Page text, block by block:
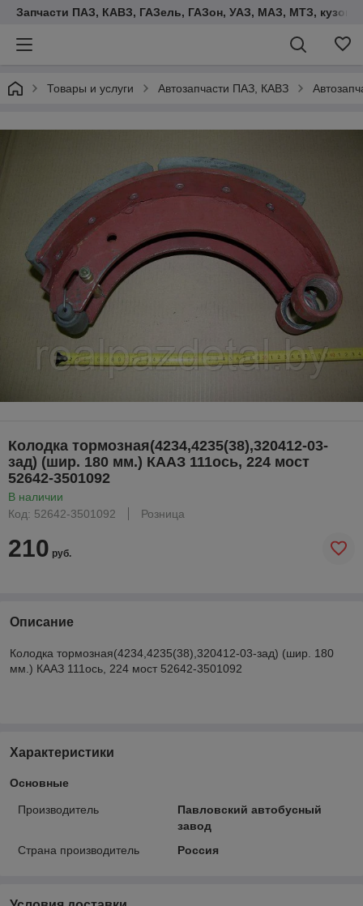
Запчасти ПАЗ, КАВЗ, ГАЗель, ГАЗон, УАЗ, МАЗ, МТЗ,
Товары и услуги Автозапчасти ПАЗ, КАВЗ
Колодка тормозная(4234,4235(38),320412-03-
зад) (шир. 180 мм.) КААЗ 111ось, 224 мост
52642-3501092
В наличии
Код: 52642-3501092
Розница
210 руб.
Описание
Колодка тормозная(4234,4235(38),320412-03-зад) (шир. 180
мм.) КААЗ 111ось, 224 мост 52642-3501092
Характеристики
Основные
Производитель
Павловский автобусный
завод
Страна производитель
Россия